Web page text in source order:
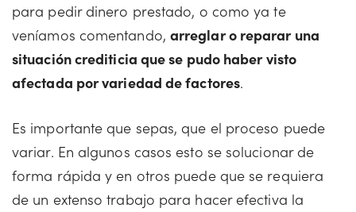
para pedir dinero prestado, o como ya te
veníamos comentando, arreglar o reparar una
situación crediticia que se pudo haber visto
afectada por variedad de factores.
Es importante que sepas, que el proceso puede
variar. En algunos casos esto se solucionar de
forma rápida y en otros puede que se requiera
de un extenso trabajo para hacer efectiva la